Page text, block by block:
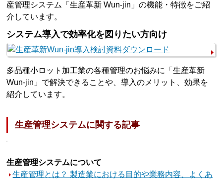
産管理システム「生産革新 Wun-jin」の機能・特徴をご紹
介しています。
システム導入で効率化を図りたい方向け
多品種小ロット加工業の各種管理のお悩みに「生産革新
Wun-jin」で解決できることや、導入のメリット、効果を
紹介しています。
生産管理システムに関する記事
生産管理システムについて
生産管理とは？ 製造業における目的や業務内容、よくあ